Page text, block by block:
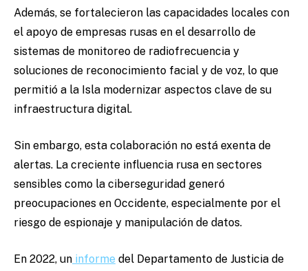
Además, se fortalecieron las capacidades locales con
el apoyo de empresas rusas en el desarrollo de
sistemas de monitoreo de radiofrecuencia y
soluciones de reconocimiento facial y de voz, lo que
permitió a la Isla modernizar aspectos clave de su
infraestructura digital.
Sin embargo, esta colaboración no está exenta de
alertas. La creciente influencia rusa en sectores
sensibles como la ciberseguridad generó
preocupaciones en Occidente, especialmente por el
riesgo de espionaje y manipulación de datos.
En 2022, un informe del Departamento de Justicia de